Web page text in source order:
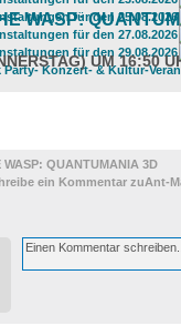
WASP:
UM 16:50
WASP: QUANTUMANIA 3D